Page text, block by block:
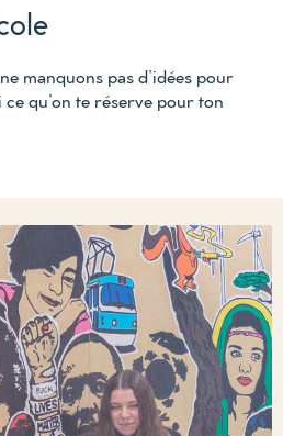
manquons pas d’idées pour
ce qu’on te réserve pour ton